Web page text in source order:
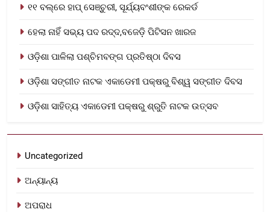
୧୧ ବଲ୍‌ରେ ହାପ୍ ସେଞ୍ଚୁରୀ, ସୂର୍ଯ୍ୟବଂଶୀଙ୍କ ରେକର୍ଡ
ହେଲା ନାହିଁ ସଭ୍ୟ ପଦ ରଦ୍ଦ,ବଜେଡ଼ି ପିଟିସନ ଖାରଜ
ଓଡ଼ିଶା ପାଳିଲା ପଶ୍ଚିମବଙ୍ଗ ପ୍ରତିଷ୍ଠା ଦିବସ
ଓଡ଼ିଶା ସଙ୍ଗୀତ ନାଟକ ଏକାଡେମୀ ପକ୍ଷରୁ ବିଶ୍ୱ ସଙ୍ଗୀତ ଦିବସ
ଓଡ଼ିଶା ସାହିତ୍ୟ ଏକାଡେମୀ ପକ୍ଷରୁ ଶ୍ରୁତି ନାଟକ ଉତ୍ସବ
Uncategorized
ଅନ୍ୟାନ୍ୟ
ଅପରାଧ